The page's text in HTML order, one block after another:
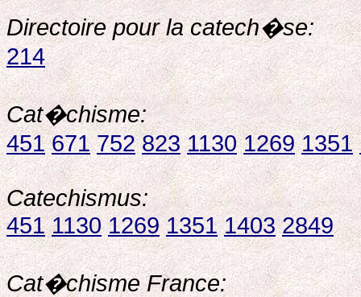
Directoire pour la catech�se:
214
Cat�chisme:
451 671 752 823 1130 1269 1351
Catechismus:
451 1130 1269 1351 1403 2849
Cat�chisme France: